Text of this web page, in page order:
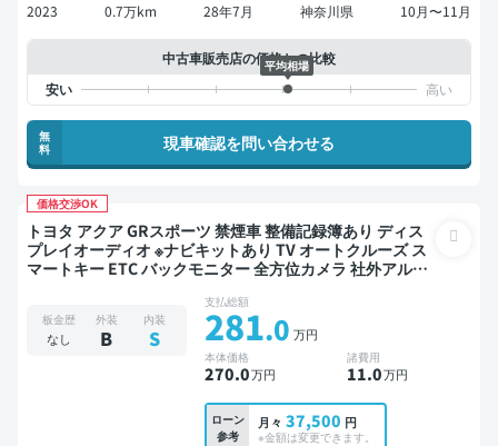
2023 0.7万km 28年7月 神奈川県 10月〜11月
中古車販売店の価格との比較
平均相場
無
料
現車確認を問い合わせる
価格交渉OK
トヨタ アクア GRスポーツ 禁煙車 整備記録簿あり ディス
プレイオーディオ ※ナビキットあり TV オートクルーズ ス
マートキー ETC バックモニター 全方位カメラ 社外アルミ
板金歴
なし
外装
B
内装
S
支払総額
281.0 万円
本体価格
270.0万円
諸費用
11.0万円
ローン
参考
月々 37,500 円
※金額は変更できます。